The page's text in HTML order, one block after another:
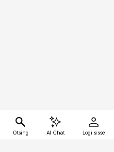
Otsing AI Chat Logi sisse